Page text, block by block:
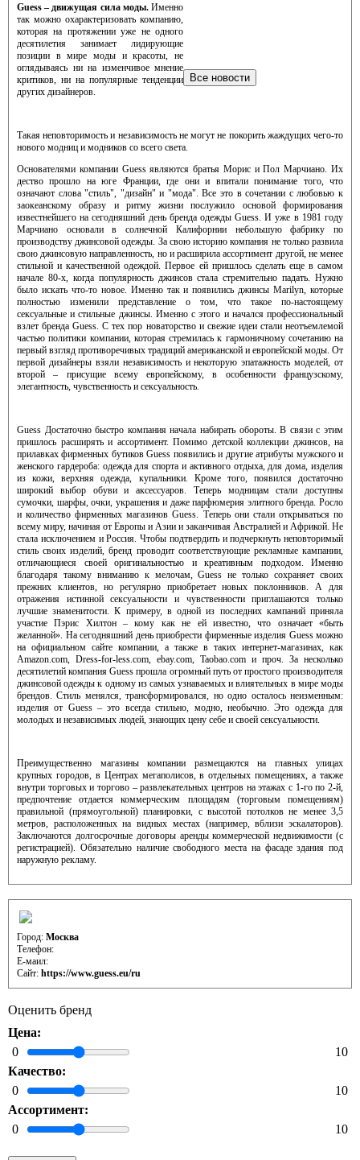
Guess – движущая сила моды.Именно
так можно охарактеризовать компанию,
которая на протяжении уже не одного
десятилетия занимает лидирующие
позиции в мире моды и красоты, не
оглядываясь ни на изменчивое мнение
критиков, ни на популярные тенденции
других дизайнеров.
Такая неповторимость и независимость не могут не покорить жаждущих чего-то
нового модниц и модников со всего света.
Основателями компании Guess являются братья Морис и Пол Марчиано. Их
дество прошло на юге Франции, где они и впитали понимание того, что
означают слова "стиль", "дизайн" и "мода". Все это в сочетании с любовью к
заокеанскому образу и ритму жизни послужило основой формирования
известнейшего на сегодняшний день бренда одежды Guess. И уже в 1981 году
Марчиано основали в солнечной Калифорнии небольшую фабрику по
производству джинсовой одежды. За свою историю компания не только развила
свою джинсовую направленность, но и расширила ассортимент другой, не менее
стильной и качественной одеждой. Первое ей пришлось сделать еще в самом
начале 80-х, когда популярность джинсов стала стремительно падать. Нужно
было искать что-то новое. Именно так и появились джинсы Marilyn, которые
полностью изменили представление о том, что такое по-настоящему
сексуальные и стильные джинсы. Именно с этого и начался профессиональный
взлет бренда Guess. С тех пор новаторство и свежие идеи стали неотъемлемой
частью политики компании, которая стремилась к гармоничному сочетанию на
первый взгляд противоречивых традиций американской и европейской моды. От
первой дизайнеры взяли независимость и некоторую эпатажность моделей, от
второй – присущие всему европейскому, в особенности французскому,
элегантность, чувственность и сексуальность.
Guess Достаточно быстро компания начала набирать обороты. В связи с этим
пришлось расширять и ассортимент. Помимо детской коллекции джинсов, на
прилавках фирменных бутиков Guess появились и другие атрибуты мужского и
женского гардероба: одежда для спорта и активного отдыха, для дома, изделия
из кожи, верхняя одежда, купальники. Кроме того, появился достаточно
широкий выбор обуви и аксессуаров. Теперь модницам стали доступны
сумочки, шарфы, очки, украшения и даже парфюмерия элитного бренда. Росло
и количество фирменных магазинов Guess. Теперь они стали открываться по
всему миру, начиная от Европы и Азии и заканчивая Австралией и Африкой. Не
стала исключением и Россия. Чтобы подтвердить и подчеркнуть неповторимый
стиль своих изделий, бренд проводит соответствующие рекламные кампании,
отличающиеся своей оригинальностью и креативным подходом. Именно
благодаря такому вниманию к мелочам, Guess не только сохраняет своих
прежних клиентов, но регулярно приобретает новых поклонников. А для
отражения истинной сексуальности и чувственности приглашаются только
лучшие знаменитости. К примеру, в одной из последних кампаний приняла
участие Пэрис Хилтон – кому как не ей известно, что означает «быть
желанной». На сегодняшний день приобрести фирменные изделия Guess можно
на официальном сайте компании, а также в таких интернет-магазинах, как
Amazon.com, Dress-for-less.com, ebay.com, Taobao.com и проч. За несколько
десятилетий компания Guess прошла огромный путь от простого производителя
джинсовой одежды к одному из самых узнаваемых и влиятельных в мире моды
брендов. Стиль менялся, трансформировался, но одно осталось неизменным:
изделия от Guess – это всегда стильно, модно, необычно. Это одежда для
молодых и независимых людей, знающих цену себе и своей сексуальности.
Преимущественно магазины компании размещаются на главных улицах
крупных городов, в Центрах мегаполисов, в отдельных помещениях, а также
внутри торговых и торгово – развлекательных центров на этажах с 1-го по 2-й,
предпочтение отдается коммерческим площадям (торговым помещениям)
правильной (прямоугольной) планировки, с высотой потолков не менее 3,5
метров, расположенных на видных местах (например, вблизи эскалаторов).
Заключаются долгосрочные договоры аренды коммерческой недвижимости (с
регистрацией). Обязательно наличие свободного места на фасаде здания под
наружную рекламу.
Город: Москва
Телефон:
Е-маил:
Сайт: https://www.guess.eu/ru
Оценить бренд
Цена:
0
10
Качество:
0
10
Ассортимент:
0
10